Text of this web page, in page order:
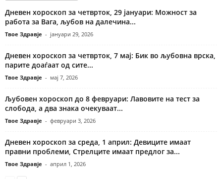
Дневен хороскоп за четврток, 29 јануари: Можност за
работа за Вага, љубов на далечина...
Твое Здравје - јануари 29, 2026
Дневен хороскоп за четврток, 7 мај: Бик во љубовна врска,
парите доаѓаат од сите...
Твое Здравје - мај 7, 2026
Љубовен хороскоп до 8 февруари: Лавовите на тест за
слобода, а два знака очекуваат...
Твое Здравје - февруари 3, 2026
Дневен хороскоп за среда, 1 април: Девиците имаат
правни проблеми, Стрелците имаат предлог за...
Твое Здравје - април 1, 2026